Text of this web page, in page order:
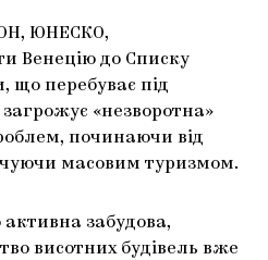
ЮНЕСКО,
Венецію до Списку
що перебуває під
«незворотна»
починаючи від
масовим туризмом.
забудова,
висотних будівель вже